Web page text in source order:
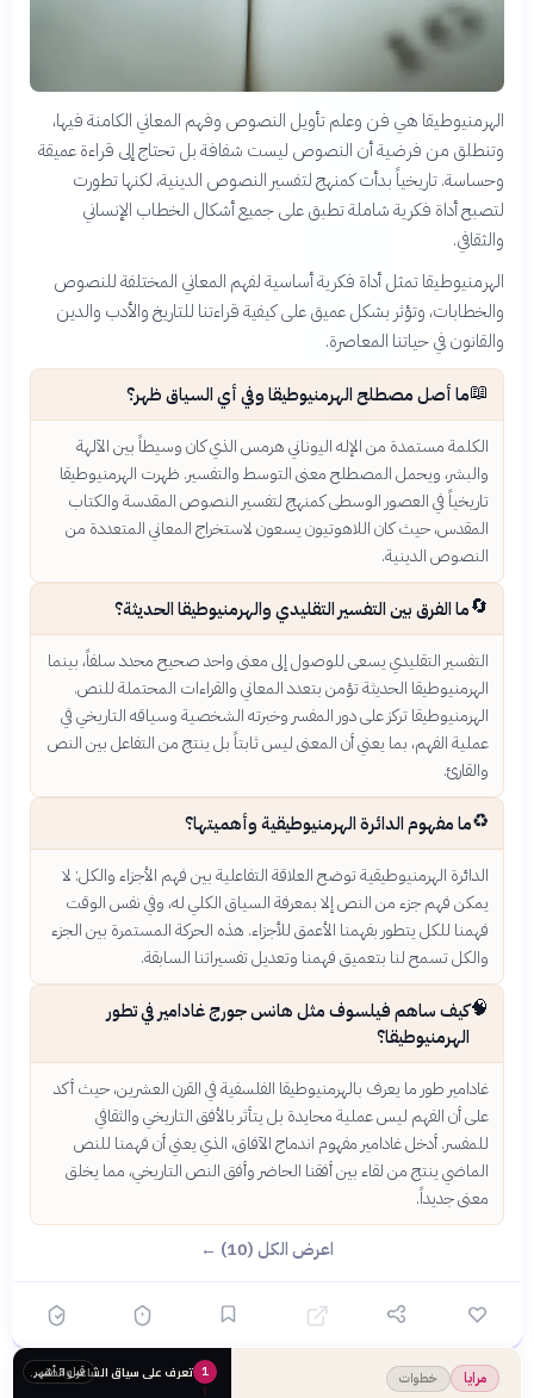
الهرمنيوطيقا هي فن وعلم تأويل النصوص وفهم المعاني الكامنة فيها،
وتنطلق من فرضية أن النصوص ليست شفافة بل تحتاج إلى قراءة عميقة
وحساسة. تاريخياً بدأت كمنهج لتفسير النصوص الدينية، لكنها تطورت
لتصبح أداة فكرية شاملة تطبق على جميع أشكال الخطاب الإنساني
والثقافي.
الهرمنيوطيقا تمثل أداة فكرية أساسية لفهم المعاني المختلفة للنصوص
والخطابات، وتؤثر بشكل عميق على كيفية قراءتنا للتاريخ والأدب والدين
والقانون في حياتنا المعاصرة.
📖ما أصل مصطلح الهرمنيوطيقا وفي أي السياق ظهر؟
الكلمة مستمدة من الإله اليوناني هرمس الذي كان وسيطاً بين الآلهة
والبشر، ويحمل المصطلح معنى التوسط والتفسير. ظهرت الهرمنيوطيقا
تاريخياً في العصور الوسطى كمنهج لتفسير النصوص المقدسة والكتاب
المقدس، حيث كان اللاهوتيون يسعون لاستخراج المعاني المتعددة من
النصوص الدينية.
🔄ما الفرق بين التفسير التقليدي والهرمنيوطيقا الحديثة؟
التفسير التقليدي يسعى للوصول إلى معنى واحد صحيح محدد سلفاً، بينما
الهرمنيوطيقا الحديثة تؤمن بتعدد المعاني والقراءات المحتملة للنص.
الهرمنيوطيقا تركز على دور المفسر وخبرته الشخصية وسياقه التاريخي في
عملية الفهم، بما يعني أن المعنى ليس ثابتاً بل ينتج من التفاعل بين النص
والقارئ.
♻️ما مفهوم الدائرة الهرمنيوطيقية وأهميتها؟
الدائرة الهرمنيوطيقية توضح العلاقة التفاعلية بين فهم الأجزاء والكل: لا
يمكن فهم جزء من النص إلا بمعرفة السياق الكلي له، وفي نفس الوقت
فهمنا للكل يتطور بفهمنا الأعمق للأجزاء. هذه الحركة المستمرة بين الجزء
والكل تسمح لنا بتعميق فهمنا وتعديل تفسيراتنا السابقة.
🧠كيف ساهم فيلسوف مثل هانس جورج غادامير في تطور
الهرمنيوطيقا؟
غادامير طور ما يعرف بالهرمنيوطيقا الفلسفية في القرن العشرين، حيث أكد
على أن الفهم ليس عملية محايدة بل يتأثر بالأفق التاريخي والثقافي
للمفسر. أدخل غادامير مفهوم اندماج الآفاق، الذي يعني أن فهمنا للنص
الماضي ينتج من لقاء بين أفقنا الحاضر وأفق النص التاريخي، مما يخلق
معنى جديداً.
اعرض الكل (10) ←
مرايا خطوات قبل 3 أشهر 1 تعرف على سياق الشاعر والحقبة الزمنية